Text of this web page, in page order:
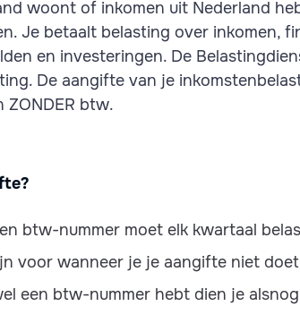
woont of inkomen uit Nederland
Je betaalt belasting over inkomen,
en investeringen. De
De aangifte van je
btw.
btw-nummer moet elk kwartaal
voor wanneer je je aangifte niet
een btw-nummer hebt dien je